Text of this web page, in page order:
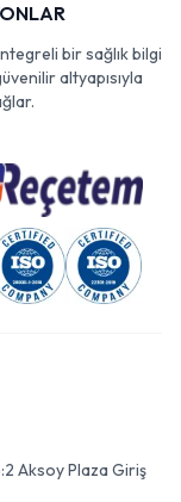
bir sağlık bilgi
altyapısıyla
Aksoy Plaza Giriş